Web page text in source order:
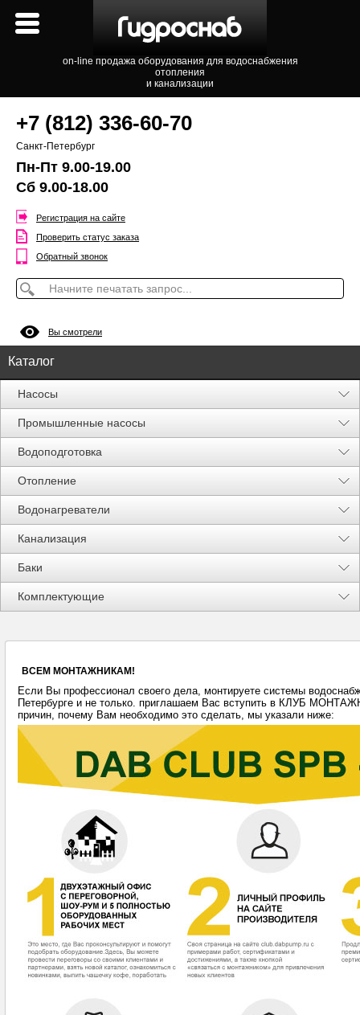
on-line продажа оборудования для водоснабжения
отопления
и канализации
+7 (812) 336-60-70
Санкт-Петербург
Пн-Пт 9.00-19.00
Сб 9.00-18.00
Регистрация на сайте
Проверить статус заказа
Обратный звонок
Вы смотрели
Каталог
Насосы
Промышленные насосы
Водоподготовка
Отопление
Водонагреватели
Канализация
Баки
Комплектующие
Акции %
ВСЕМ МОНТАЖНИКАМ!
Если Вы профессионал своего дела, монтируете системы
Петербурге и не только. приглашаем Вас вступить в КЛУБ
причин, почему Вам необходимо это сделать, мы указали ниже: